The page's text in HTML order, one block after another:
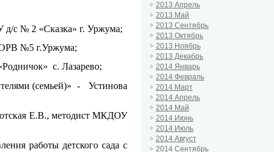
с № 2 «Сказка» г. Уржума;
ОРВ №5 г.Уржума;
с. Лазарево;
(семьей)» - Устинова
Е.В., методист МКДОУ
работы детского сада с
2013 Апрель
2013 Май
2013 Сентябрь
2013 Октябрь
2013 Ноябрь
2013 Декабрь
2014 Январь
2014 Февраль
2014 Март
2014 Апрель
2014 Май
2014 Июнь
2014 Июль
2014 Август
2014 Сентябрь